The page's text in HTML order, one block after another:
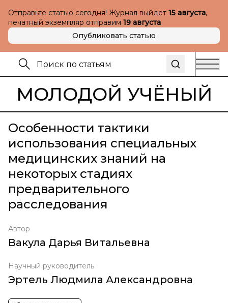
Отправьте статью сегодня! Журнал выйдет 15 августа,
печатный экземпляр отправим 19 августа
Опубликовать статью
МОЛОДОЙ УЧЁНЫЙ
Особенности тактики
использования специальных
медицинских знаний на
некоторых стадиях
предварительного
расследования
Автор
Вакула Дарья Витальевна
Научный руководитель
Эртель Людмила Александровна